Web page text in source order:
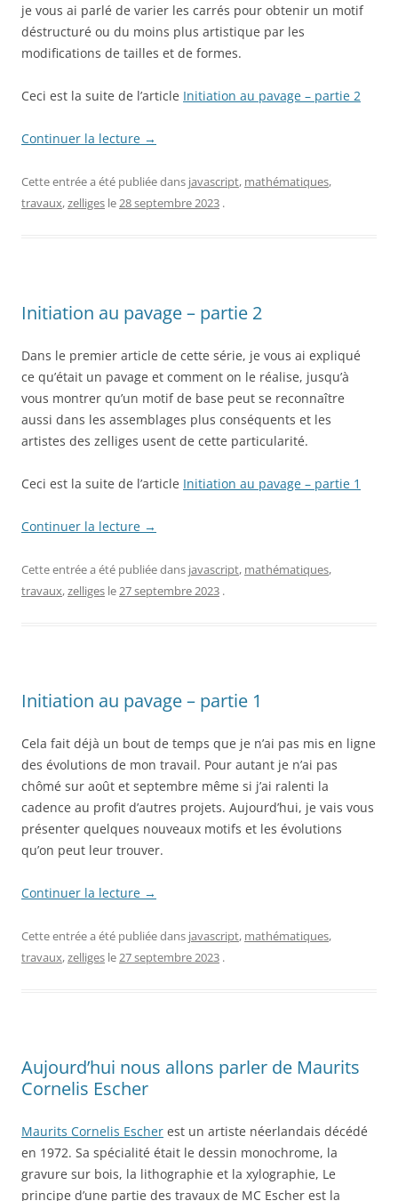
je vous ai parlé de varier les carrés pour obtenir un motif
déstructuré ou du moins plus artistique par les
modifications de tailles et de formes.
Ceci est la suite de l’article Initiation au pavage – partie 2
Continuer la lecture →
Cette entrée a été publiée dans javascript, mathématiques,
travaux,zelliges le28 septembre 2023 .
Initiation au pavage – partie 2
Dans le premier article de cette série, je vous ai expliqué
ce qu’était un pavage et comment on le réalise, jusqu’à
vous montrer qu’un motif de base peut se reconnaître
aussi dans les assemblages plus conséquents et les
artistes des zelliges usent de cette particularité.
Ceci est la suite de l’article Initiation au pavage – partie 1
Continuer la lecture →
Cette entrée a été publiée dans javascript, mathématiques,
travaux,zelliges le27 septembre 2023 .
Initiation au pavage – partie 1
Cela fait déjà un bout de temps que je n’ai pas mis en ligne
des évolutions de mon travail. Pour autant je n’ai pas
chômé sur août et septembre même si j’ai ralenti la
cadence au profit d’autres projets. Aujourd’hui, je vais vous
présenter quelques nouveaux motifs et les évolutions
qu’on peut leur trouver.
Continuer la lecture →
Cette entrée a été publiée dans javascript, mathématiques,
travaux,zelliges le27 septembre 2023 .
Aujourd’hui nous allons parler de Maurits
Cornelis Escher
Maurits Cornelis Escher est un artiste néerlandais décédé
en 1972. Sa spécialité était le dessin monochrome, la
gravure sur bois, la lithographie et la xylographie, Le
principe d’une partie des travaux de MC Escher est la